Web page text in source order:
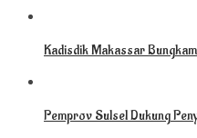
Kadisdik Makassar
Pemprov Sulsel Dukung